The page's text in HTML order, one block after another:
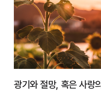
자
광기와 절망, 혹은 사랑